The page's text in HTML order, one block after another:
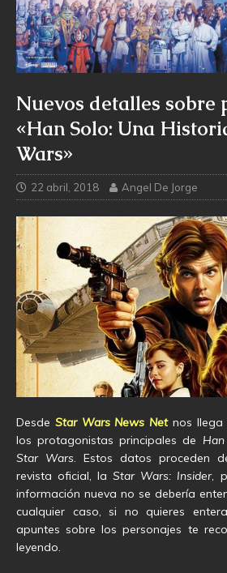
Nuevos detalles sobre
«Han Solo: Una
Wars»
22 abril, 2018 Angel De Jorge
Desde Star Wars News Netnos llega
los protagonistas principales de
Star Wars. Estos datos proceden
revista oficial, la Star Wars: Insider,
información nueva no se debería
cualquier caso, si no quieres
apuntes sobre los personajes te
leyendo.